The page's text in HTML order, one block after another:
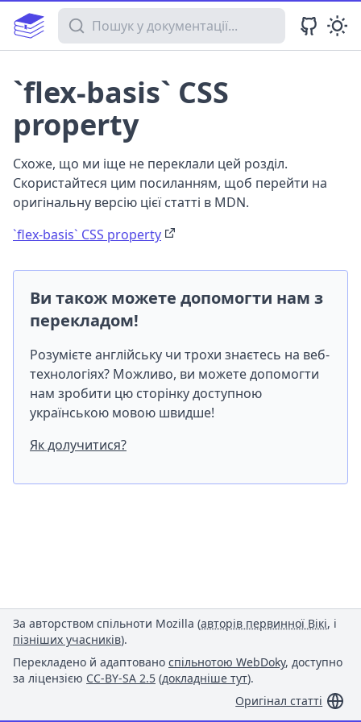
Пошук у документації
`flex-basis` CSS
property
Схоже, що ми іще не переклали цей розділ.
Скористайтеся цим посиланням, щоб перейти на
оригінальну версію цієї статті в MDN.
`flex-basis` CSS property
Ви також можете допомогти нам з
перекладом!
Розумієте англійську чи трохи знаєтесь на веб-
технологіях? Можливо, ви можете допомогти
нам зробити цю сторінку доступною
українською мовою швидше!
Як долучитися?
За авторством спільноти Mozilla (авторів первинної Вікі, і
пізніших учасників).
Перекладено й адаптовано спільнотою WebDoky, доступно
за ліцензією CC-BY-SA 2.5 (докладніше тут).
Оригінал статті